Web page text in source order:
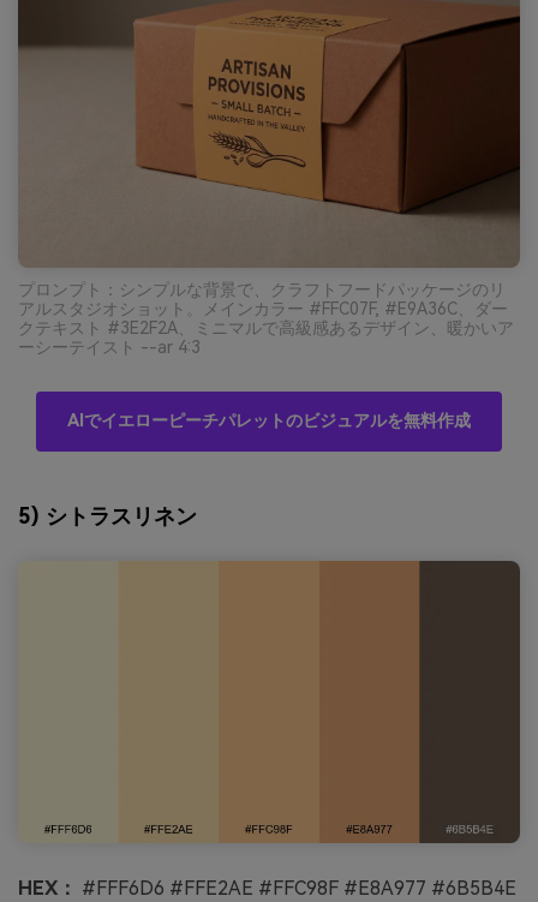
プロンプト：シンプルな背景で、クラフトフードパッケージのリ
アルスタジオショット。メインカラー #FFC07F, #E9A36C、ダー
クテキスト #3E2F2A、ミニマルで高級感あるデザイン、暖かいア
ーシーテイスト --ar 4:3
AIでイエローピーチパレットのビジュアルを無料作成
5) シトラスリネン
HEX： #FFF6D6 #FFE2AE #FFC98F #E8A977 #6B5B4E